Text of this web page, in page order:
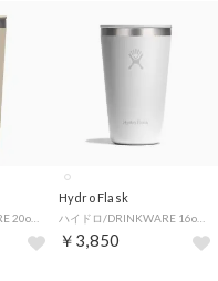
Hydro Flask
ハイドロ/DRINKWARE 16oz ALL AROUND TUMBLER【返品不可商品】 （White）
￥3,850